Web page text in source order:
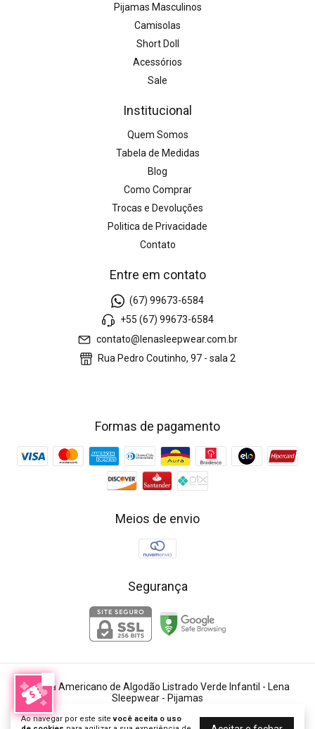
Ao navegar por este sitevocê aceita o uso
Pijamas Masculinos
Camisolas
Short Doll
Acessórios
Sale
Institucional
Quem Somos
Tabela de Medidas
Blog
Como Comprar
Trocas e Devoluções
Politica de Privacidade
Contato
Entre em contato
(67) 99673-6584
+55 (67) 99673-6584
contato@lenasleepwear.com.br
Rua Pedro Coutinho, 97 - sala 2
Formas de pagamento
Meios de envio
Segurança
Pijama Americano de Algodão Listrado Verde Infantil - Lena
Sleepwear - Pijamas
©2026. Lena Sleepwear - 54210201000142. Todos os direitos reservados.